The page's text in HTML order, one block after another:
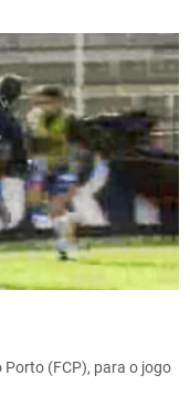
(FCP), para o jogo